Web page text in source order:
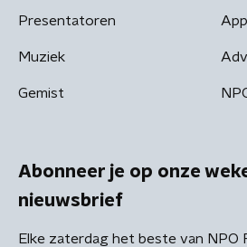
Presentatoren
Muziek
Gemist
Abonneer je op onze
nieuwsbrief
Elke zaterdag het beste van NPO